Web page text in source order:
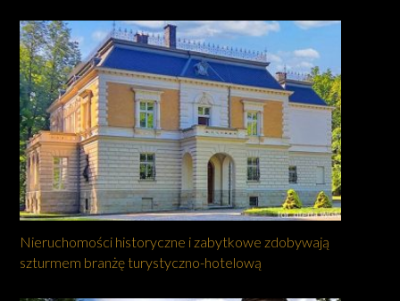
Nieruchomości historyczne i zabytkowe zdobywają
szturmem branżę turystyczno-hotelową